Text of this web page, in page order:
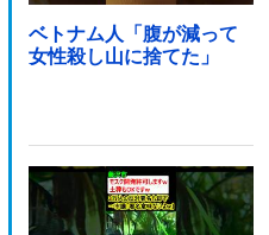
ベトナム人「腹が減って
女性殺し山に捨てた」